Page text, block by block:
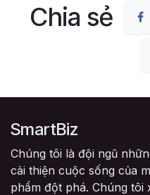
Chia sẻ
SmartBiz
Chúng tôi là đội ngũ
cải thiện cuộc sống của
phẩm đột phá. Chúng tôi